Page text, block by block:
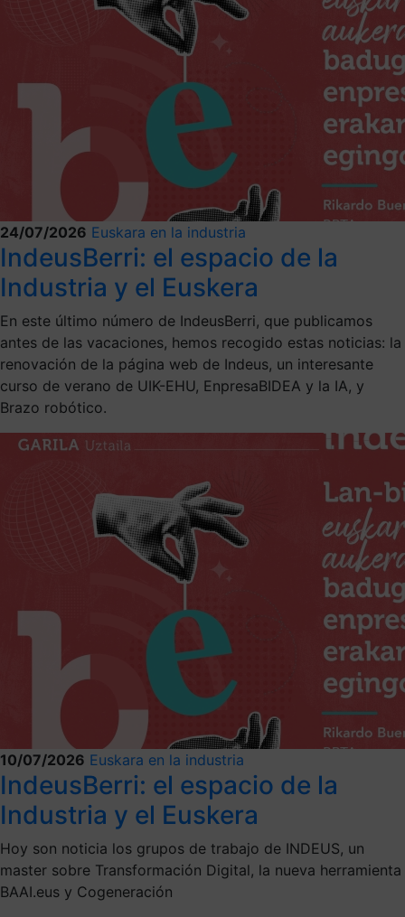
24/07/2026 Euskara en la industria
IndeusBerri: el espacio de la
Industria y el Euskera
En este último número de IndeusBerri, que publicamos
antes de las vacaciones, hemos recogido estas noticias: la
renovación de la página web de Indeus, un interesante
curso de verano de UIK-EHU, EnpresaBIDEA y la IA, y
Brazo robótico.
10/07/2026 Euskara en la industria
IndeusBerri: el espacio de la
Industria y el Euskera
Hoy son noticia los grupos de trabajo de INDEUS, un
master sobre Transformación Digital, la nueva herramienta
BAAI.eus y Cogeneración